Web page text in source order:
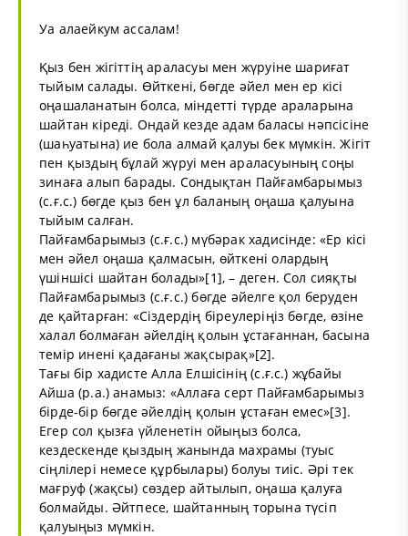
Уа алаейкум ассалам!
Қыз бен жігіттің араласуы мен жүруіне шариғат
тыйым салады. Өйткені, бөгде әйел мен ер кісі
оңашаланатын болса, міндетті түрде араларына
шайтан кіреді. Ондай кезде адам баласы нәпсісіне
(шаһуатына) ие бола алмай қалуы бек мүмкін. Жігіт
пен қыздың бұлай жүруі мен араласуының соңы
зинаға алып барады. Сондықтан Пайғамбарымыз
(с.ғ.с.) бөгде қыз бен ұл баланың оңаша қалуына
тыйым салған.
Пайғамбарымыз (с.ғ.с.) мүбәрак хадисінде: «Ер кісі
мен әйел оңаша қалмасын, өйткені олардың
үшіншісі шайтан болады»[1], – деген. Сол сияқты
Пайғамбарымыз (с.ғ.с.) бөгде әйелге қол беруден
де қайтарған: «Сіздердің біреулеріңіз бөгде, өзіне
халал болмаған әйелдің қолын ұстағаннан, басына
темір инені қадағаны жақсырақ»[2].
Тағы бір хадисте Алла Елшісінің (с.ғ.с.) жұбайы
Айша (р.а.) анамыз: «Аллаға серт Пайғамбарымыз
бірде-бір бөгде әйелдің қолын ұстаған емес»[3].
Егер сол қызға үйленетін ойыңыз болса,
кездескенде қыздың жанында махрамы (туыс
сіңлілері немесе құрбылары) болуы тиіс. Әрі тек
мағруф (жақсы) сөздер айтылып, оңаша қалуға
болмайды. Әйтпесе, шайтанның торына түсіп
қалуыңыз мүмкін.